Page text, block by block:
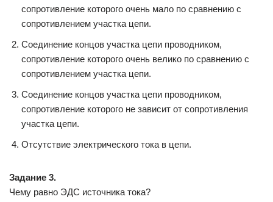
сопротивление которого очень мало по сравнению с
сопротивлением участка цепи.
Соединение концов участка цепи проводником,
сопротивление которого очень велико по сравнению с
сопротивлением участка цепи.
Соединение концов участка цепи проводником,
сопротивление которого не зависит от сопротивления
участка цепи.
Отсутствие электрического тока в цепи.
Задание 3.
Чему равно ЭДС источника тока?